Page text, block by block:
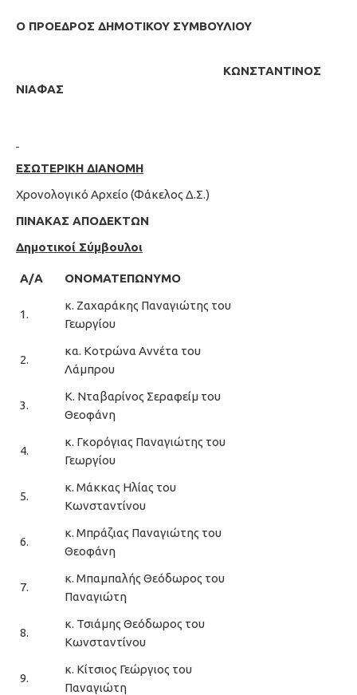
Ο ΠΡΟΕΔΡΟΣ ΔΗΜΟΤΙΚΟΥ ΣΥΜΒΟΥΛΙΟΥ
ΚΩΝΣΤΑΝΤΙΝΟΣ
ΝΙΑΦΑΣ
ΕΣΩΤΕΡΙΚΗ ΔΙΑΝΟΜΗ
Χρονολογικό Αρχείο (Φάκελος Δ.Σ.)
ΠΙΝΑΚΑΣ ΑΠΟΔΕΚΤΩΝ
Δημοτικοί Σύμβουλοι
Α/Α ΟΝΟΜΑΤΕΠΩΝΥΜΟ
1.
κ. Ζαχαράκης Παναγιώτης του
Γεωργίου
2.
κα. Κοτρώνα Αννέτα του
Λάμπρου
3.
Κ. Νταβαρίνος Σεραφείμ του
Θεοφάνη
4.
κ. Γκορόγιας Παναγιώτης του
Γεωργίου
5.
κ. Μάκκας Ηλίας του
Κωνσταντίνου
6.
κ. Μπράζιας Παναγιώτης του
Θεοφάνη
7.
κ. Μπαμπαλής Θεόδωρος του
Παναγιώτη
8.
κ. Τσιάμης Θεόδωρος του
Κωνσταντίνου
9.
κ. Κίτσιος Γεώργιος του
Παναγιώτη